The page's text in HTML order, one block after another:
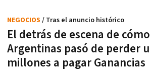
El detrás de escena de
Argentinas pasó de perder
millones a pagar Ganancias
NEGOCIOS / Tras el anuncio histórico